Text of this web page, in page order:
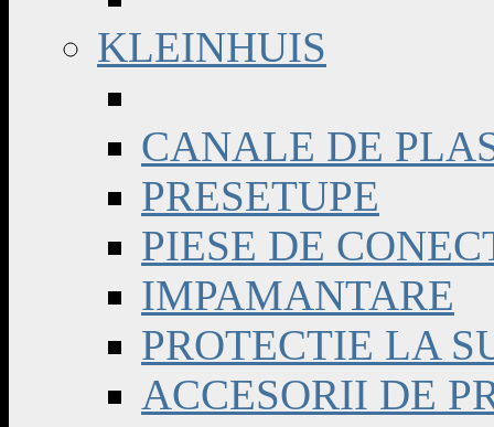
KLEINHUIS
CANALE DE
PRESETUPE
PIESE DE
IMPAMANTARE
PROTECTIE LA
ACCESORII DE